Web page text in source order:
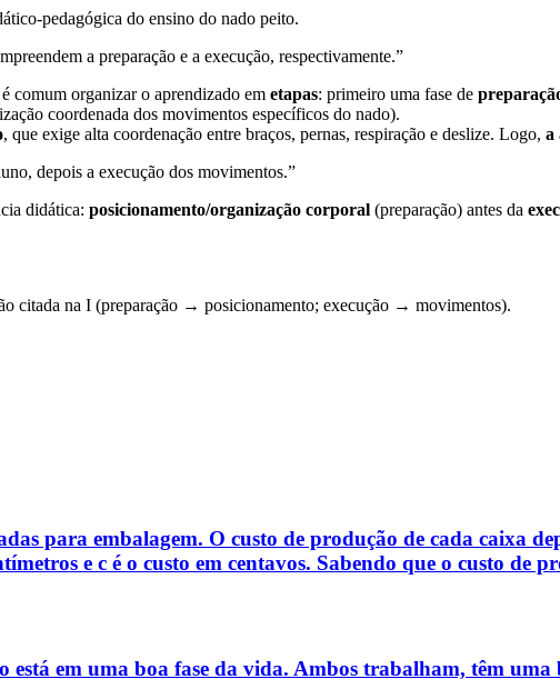
pedagógica do ensino do nado peito.
a preparação e a execução, respectivamente.”
comum organizar o aprendizado em etapas: primeiro uma fase de
coordenada dos movimentos específicos do nado).
, que exige alta coordenação entre braços, pernas, respiração e deslize. Logo, a
depois a execução dos movimentos.”
didática: posicionamento/organização corporal (preparação) antes da
citada na I (preparação → posicionamento; execução → movimentos).
para embalagem. O custo de produção de cada caixa
e c é o custo em centavos. Sabendo que o custo de
está em uma boa fase da vida. Ambos trabalham, têm